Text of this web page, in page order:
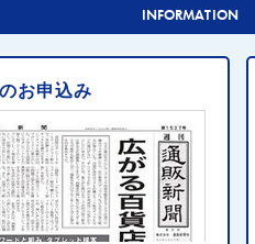
ECのプロフェッショナルらの
立ち上げ
定商取引法違反で9カ月の業務
INFORMATION
お申込み